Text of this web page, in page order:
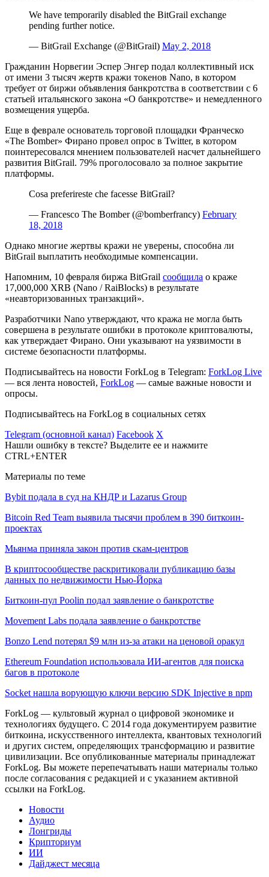
We have temporarily disabled the BitGrail exchange
pending further notice.
— BitGrail Exchange (@BitGrail) May 2, 2018
Гражданин Норвегии Эспер Энгер подал коллективный иск
от имени 3 тысяч жертв кражи токенов Nano, в котором
требует от биржи объявления банкротства в соответствии с 6
статьей итальянского закона «О банкротстве» и немедленного
возмещения ущерба.
Еще в феврале основатель торговой площадки Франческо
«The Bomber» Фирано провел опрос в Twitter, в котором
поинтересовался мнением пользователей насчет дальнейшего
развития BitGrail. 79% проголосовало за полное закрытие
платформы.
Cosa preferireste che facesse BitGrail?
— Francesco The Bomber (@bomberfrancy) February
18, 2018
Однако многие жертвы кражи не уверены, способна ли
BitGrail выплатить необходимые компенсации.
Напомним, 10 февраля биржа BitGrail сообщила о краже
17,000,000 XRB (Nano / RaiBlocks) в результате
«неавторизованных транзакций».
Разработчики Nano утверждают, что кража не могла быть
совершена в результате ошибки в протоколе криптовалюты,
как утверждает Фирано. Они указывают на уязвимости в
системе безопасности платформы.
Подписывайтесь на новости ForkLog в Telegram: ForkLog Live
— вся лента новостей, ForkLog — самые важные новости и
опросы.
Подписывайтесь на ForkLog в социальных сетях
Telegram (основной канал) Facebook X
Нашли ошибку в тексте? Выделите ее и нажмите
CTRL+ENTER
Материалы по теме
Bybit подала в суд на КНДР и Lazarus Group
Bitcoin Red Team выявила тысячи проблем в 390 биткоин-
проектах
Мьянма приняла закон против скам-центров
В криптосообществе раскритиковали публикацию базы
данных по недвижимости Нью-Йорка
Биткоин-пул Poolin подал заявление о банкротстве
Movement Labs подала заявление о банкротстве
Bonzo Lend потерял $9 млн из-за атаки на ценовой оракул
Ethereum Foundation использовала ИИ-агентов для поиска
багов в протоколе
Socket нашла ворующую ключи версию SDK Injective в npm
ForkLog — культовый журнал о цифровой экономике и
технологиях будущего. С 2014 года документируем развитие
биткоина, искусственного интеллекта, квантовых технологий
и других систем, определяющих трансформацию и развитие
цивилизации. Все опубликованные материалы принадлежат
ForkLog. Вы можете перепечатывать наши материалы только
после согласования с редакцией и с указанием активной
ссылки на ForkLog.
Новости
Аудио
Лонгриды
Крипториум
ИИ
Дайджест месяца